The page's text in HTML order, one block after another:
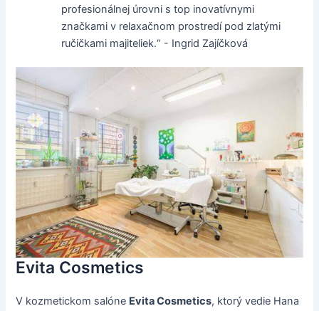
profesionálnej úrovni s top inovatívnymi
značkami v relaxačnom prostredí pod zlatými
ručičkami majiteliek.“ - Ingrid Zajíčková
Evita Cosmetics
V kozmetickom salóne Evita Cosmetics, ktorý vedie Hana